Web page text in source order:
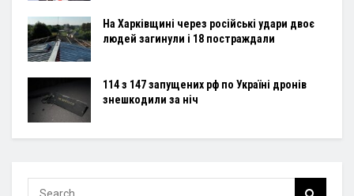
На Харківщині через російські удари двоє
людей загинули і 18 постраждали
114 з 147 запущених рф по Україні дронів
знешкодили за ніч